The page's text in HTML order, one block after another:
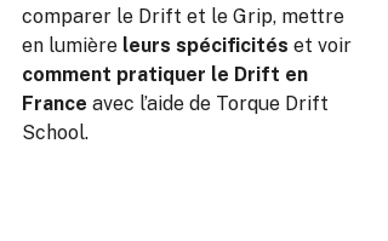
comparer le Drift et le Grip, mettre
en lumière leurs spécificités et voir
comment pratiquer le Drift en
France avec l’aide de Torque Drift
School.